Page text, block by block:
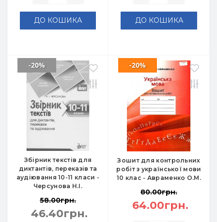
ДО КОШИКА ДО КОШИКА
Збірник текстів для
диктантів, переказів та
аудіювання 10-11 класи -
Черсунова Н.І.
-20%
58.00грн.
46.40грн.
Зошит для контрольних
робіт з української мови
10 клас - Авраменко О.М.
-20%
80.00грн.
64.00грн.